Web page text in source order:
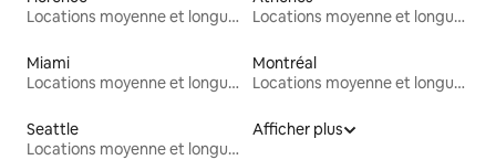
Locations moyenne et longue durée
Locations moyenne et longue durée
Miami
Locations moyenne et longue durée
Montréal
Locations moyenne et longue durée
Seattle
Locations moyenne et longue durée
Afficher plus